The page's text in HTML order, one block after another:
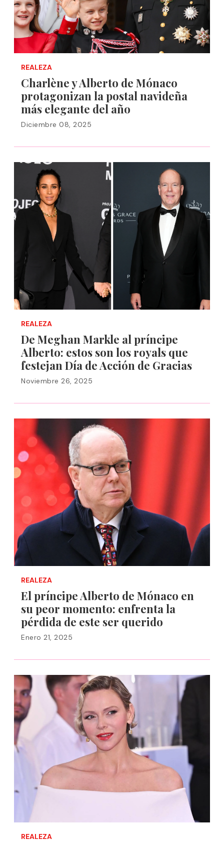
REALEZA
Charlène y Alberto de Mónaco
protagonizan la postal navideña
más elegante del año
Diciembre 08, 2025
REALEZA
De Meghan Markle al príncipe
Alberto: estos son los royals que
festejan Día de Acción de Gracias
Noviembre 26, 2025
REALEZA
El príncipe Alberto de Mónaco en
su peor momento: enfrenta la
pérdida de este ser querido
Enero 21, 2025
REALEZA